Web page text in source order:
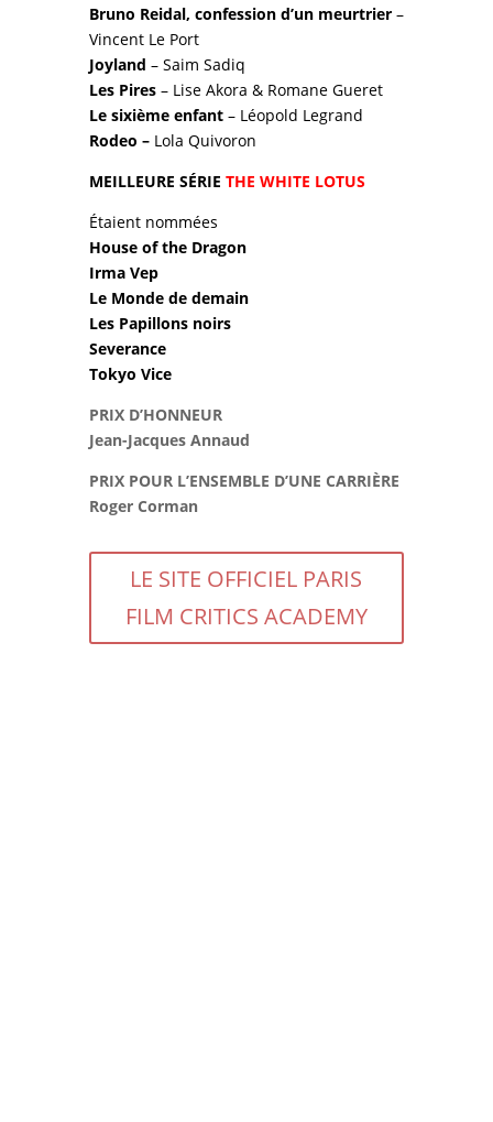
Bruno Reidal, confession d’un meurtrier–
Vincent Le Port
Joyland – Saim Sadiq
Les Pires– Lise Akora & Romane Gueret
Le sixième enfant– Léopold Legrand
Rodeo –Lola Quivoron
MEILLEURE SÉRIE THE WHITE LOTUS
Étaient nommées
House of the Dragon
Irma Vep
Le Monde de demain
Les Papillons noirs
Severance
Tokyo Vice
PRIX D’HONNEUR
Jean-Jacques Annaud
PRIX POUR L’ENSEMBLE D’UNE CARRIÈRE
Roger Corman
LE SITE OFFICIEL PARIS
FILM CRITICS ACADEMY